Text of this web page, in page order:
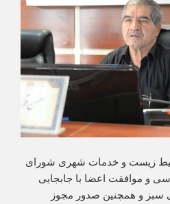
زیست و خدمات شهری شورای
و موافقت اعضا با جابجایی
سبز و همچنین صدور مجوز